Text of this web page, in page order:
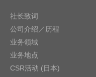
社长致词
公司介绍／历程
业务领域
业务地点
CSR活动 (日本)